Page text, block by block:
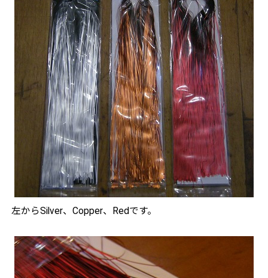
左からSilver、Copper、Redです。